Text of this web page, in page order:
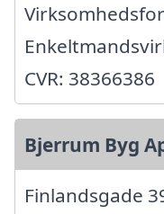
CVR: 38366386
Bjerrum Byg
Finlandsgade